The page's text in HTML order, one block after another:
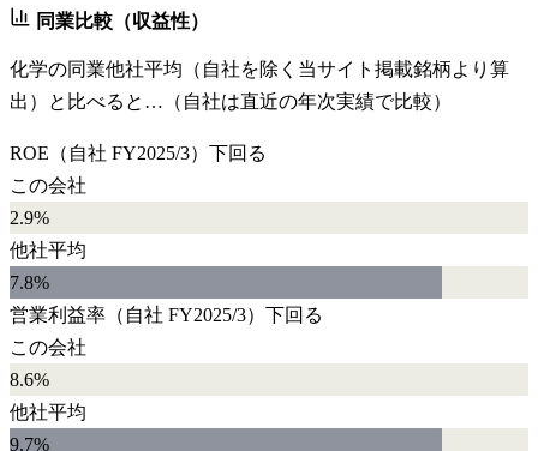
同業比較（収益性）
化学の同業他社平均（自社を除く当サイト掲載銘柄より算
出）と比べると…（自社は直近の年次実績で比較）
ROE （自社 FY2025/3） 下回る
この会社
2.9%
他社平均
7.8%
営業利益率 （自社 FY2025/3） 下回る
この会社
8.6%
他社平均
9.7%